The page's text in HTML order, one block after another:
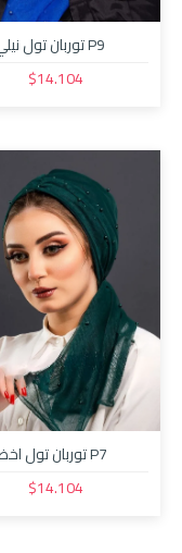
P9 توربان تول نيلي
$14.104
P7 توربان تول اخضر
$14.104